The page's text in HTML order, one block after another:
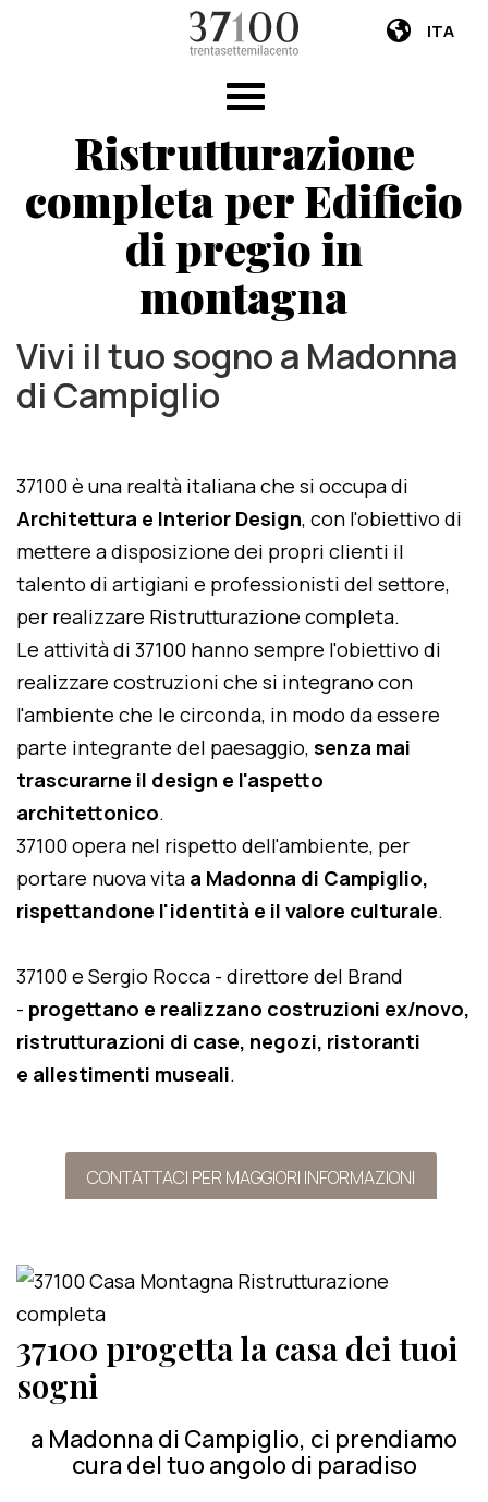
ITA
Ristrutturazione
completa per Edificio
di pregio in
montagna
Vivi il tuo sogno a Madonna
di Campiglio
37100 è una realtà italiana che si occupa di
Architettura e Interior Design, con l'obiettivo di
mettere a disposizione dei propri clienti il
talento di artigiani e professionisti del settore,
per realizzare Ristrutturazione completa.
Le attività di 37100 hanno sempre l'obiettivo di
realizzare costruzioni che si integrano con
l'ambiente che le circonda, in modo da essere
parte integrante del paesaggio, senza mai
trascurarne il design e l'aspetto
architettonico.
37100 opera nel rispetto dell'ambiente, per
portare nuova vita a Madonna di Campiglio,
rispettandone l'identità e il valore culturale.
37100 e Sergio Rocca - direttore del Brand
- progettano e realizzano costruzioni ex/novo,
ristrutturazioni di case, negozi, ristoranti
e allestimenti museali.
CONTATTACI PER MAGGIORI INFORMAZIONI
37100 progetta la casa dei tuoi
sogni
a Madonna di Campiglio, ci prendiamo
cura del tuo angolo di paradiso